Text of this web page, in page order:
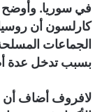
في سوريا. وأوضح
كارلسون أن
الجماعات
بسبب تدخل عدة
لافروف أضاف أن